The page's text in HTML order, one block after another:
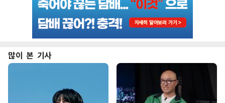
많이 본 기사